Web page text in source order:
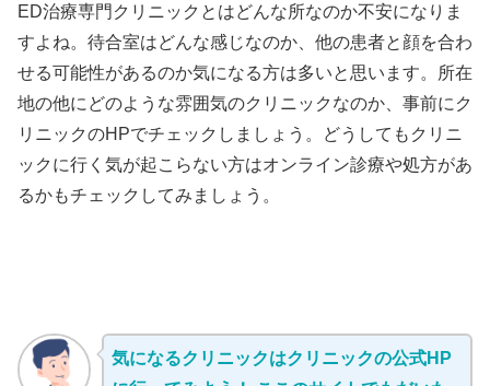
ED治療専門クリニックとはどんな所なのか不安になりま
すよね。待合室はどんな感じなのか、他の患者と顔を合わ
せる可能性があるのか気になる方は多いと思います。所在
地の他にどのような雰囲気のクリニックなのか、事前にク
リニックのHPでチェックしましょう。どうしてもクリニ
ックに行く気が起こらない方はオンライン診療や処方があ
るかもチェックしてみましょう。
気になるクリニックはクリニックの公式HP